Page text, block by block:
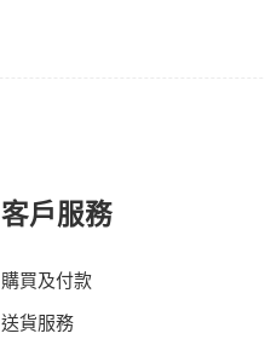
客戶服務
購買及付款
送貨服務